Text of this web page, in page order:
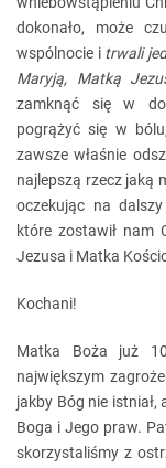
dokonało, może
wspólnocie i trwali
Maryją, Matką
zamknąć się w
pogrążyć się w
zawsze właśnie
najlepszą rzecz jaką
oczekując na
które zostawił nam
Jezusa i Matka
Kochani!
Matka Boża już
największym
jakby Bóg nie
Boga i Jego praw.
skorzystaliśmy z